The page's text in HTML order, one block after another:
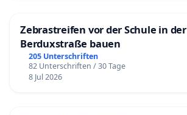
Zebrastreifen vor der Schule in der
Berduxstraße bauen
205 Unterschriften
82 Unterschriften / 30 Tage
8 Jul 2026